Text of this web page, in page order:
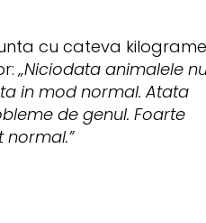
cu cateva kilograme
„Niciodata animalele
in mod normal. Atata
de genul. Foarte